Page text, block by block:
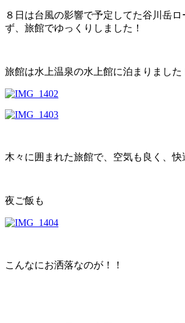
８日は台風の影響で予定してた谷川岳
ず、旅館でゆっくりしました！
旅館は水上温泉の水上館に泊まりました
木々に囲まれた旅館で、空気も良く、快
夜ご飯も
こんなにお洒落なのが！！